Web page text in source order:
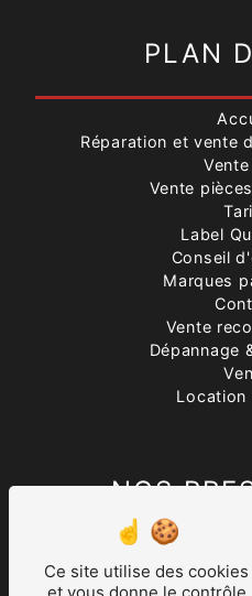
PLAN
Réparation et vente
Vente
Label
Conseil
Marques
Vente
Dépannage
Location
NOS
Pièces
Vente
Ce site utilise des cookies